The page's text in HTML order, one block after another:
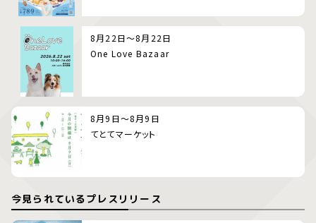
8月22日～8月22日
One Love Bazaar
8月9日～8月9日
てとてマーケット
今見られているプレスリリース